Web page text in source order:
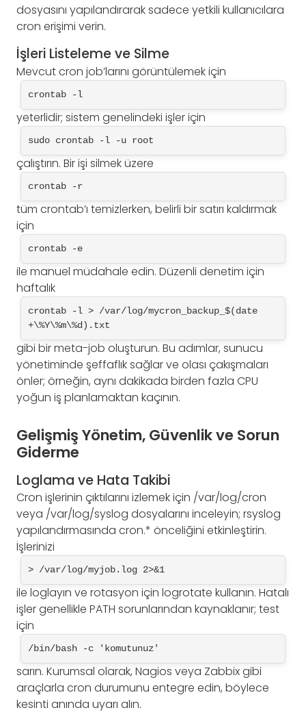
dosyasını yapılandırarak sadece yetkili kullanıcılara
cron erişimi verin.
İşleri Listeleme ve Silme
Mevcut cron job’larını görüntülemek için
crontab -l
yeterlidir; sistem genelindeki işler için
sudo crontab -l -u root
çalıştırın. Bir işi silmek üzere
crontab -r
tüm crontab’ı temizlerken, belirli bir satırı kaldırmak
için
crontab -e
ile manuel müdahale edin. Düzenli denetim için
haftalık
crontab -l > /var/log/mycron_backup_$(date
+\%Y\%m\%d).txt
gibi bir meta-job oluşturun. Bu adımlar, sunucu
yönetiminde şeffaflık sağlar ve olası çakışmaları
önler; örneğin, aynı dakikada birden fazla CPU
yoğun iş planlamaktan kaçının.
Gelişmiş Yönetim, Güvenlik ve Sorun
Giderme
Loglama ve Hata Takibi
Cron işlerinin çıktılarını izlemek için /var/log/cron
veya /var/log/syslog dosyalarını inceleyin; rsyslog
yapılandırmasında cron.* önceliğini etkinleştirin.
İşlerinizi
> /var/log/myjob.log 2>&1
ile loglayın ve rotasyon için logrotate kullanın. Hatalı
işler genellikle PATH sorunlarından kaynaklanır; test
için
/bin/bash -c 'komutunuz'
sarın. Kurumsal olarak, Nagios veya Zabbix gibi
araçlarla cron durumunu entegre edin, böylece
kesinti anında uyarı alın.